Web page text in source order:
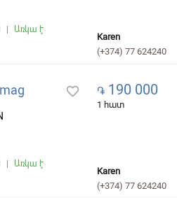
Առկա է
Karen
(+374) 77 624240
Առկա է
favorite_border ֏ 190 000
1 հատ
Karen
(+374) 77 624240